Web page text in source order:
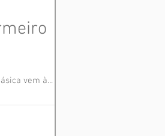
vem à...